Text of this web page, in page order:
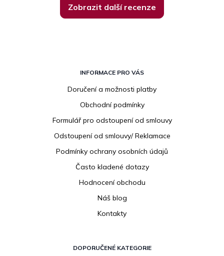
Zobrazit další recenze
INFORMACE PRO VÁS
Doručení a možnosti platby
Obchodní podmínky
Formulář pro odstoupení od smlouvy
Odstoupení od smlouvy/ Reklamace
Podmínky ochrany osobních údajů
Často kladené dotazy
Hodnocení obchodu
Náš blog
Kontakty
DOPORUČENÉ KATEGORIE